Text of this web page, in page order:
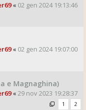
« 02 gen 2024 19:13:46
« 02 gen 2024 19:07:00
e Magnaghina)
«29 nov 2023 19:28:37
1 2